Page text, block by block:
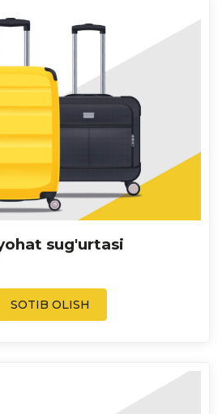
sug'urtasi
SOTIB OLISH